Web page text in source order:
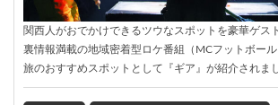
関西人がおでかけできるツウなスポットを豪華ゲス
裏情報満載の地域密着型ロケ番組（MCフットボー
旅のおすすめスポットとして『ギア』が紹介されま